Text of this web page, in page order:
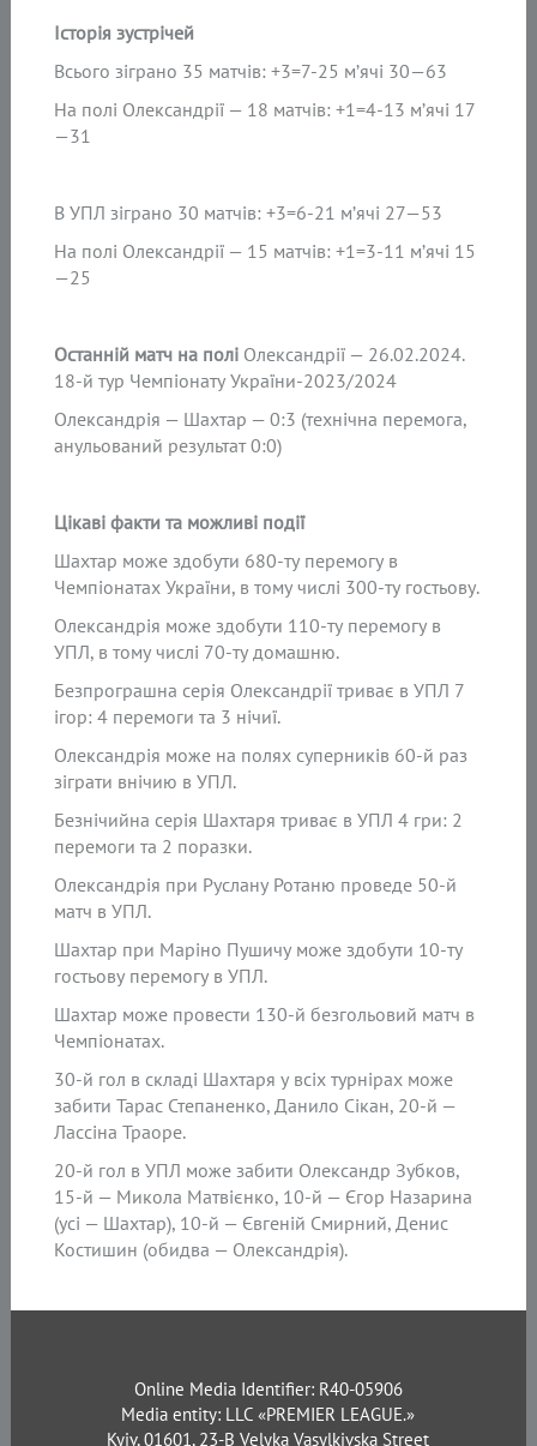
Історія зустрічей
Всього зіграно 35 матчів: +3=7-25 м’ячі 30—63
На полі Олександрії — 18 матчів: +1=4-13 м’ячі 17
—31
В УПЛ зіграно 30 матчів: +3=6-21 м’ячі 27—53
На полі Олександрії — 15 матчів: +1=3-11 м’ячі 15
—25
Останній матч на полі Олександрії — 26.02.2024.
18-й тур Чемпіонату України-2023/2024
Олександрія — Шахтар — 0:3 (технічна перемога,
анульований результат 0:0)
Цікаві факти та можливі події
Шахтар може здобути 680-ту перемогу в
Чемпіонатах України, в тому числі 300-ту гостьову.
Олександрія може здобути 110-ту перемогу в
УПЛ, в тому числі 70-ту домашню.
Безпрограшна серія Олександрії триває в УПЛ 7
ігор: 4 перемоги та 3 нічиї.
Олександрія може на полях суперників 60-й раз
зіграти внічию в УПЛ.
Безнічийна серія Шахтаря триває в УПЛ 4 гри: 2
перемоги та 2 поразки.
Олександрія при Руслану Ротаню проведе 50-й
матч в УПЛ.
Шахтар при Маріно Пушичу може здобути 10-ту
гостьову перемогу в УПЛ.
Шахтар може провести 130-й безгольовий матч в
Чемпіонатах.
30-й гол в складі Шахтаря у всіх турнірах може
забити Тарас Степаненко, Данило Сікан, 20-й —
Лассіна Траоре.
20-й гол в УПЛ може забити Олександр Зубков,
15-й — Микола Матвієнко, 10-й — Єгор Назарина
(усі — Шахтар), 10-й — Євгеній Смирний, Денис
Костишин (обидва — Олександрія).
Online Media Identifier: R40-05906
Media entity: LLC «PREMIER LEAGUE.»
Kyiv, 01601, 23-B Velyka Vasylkivska Street